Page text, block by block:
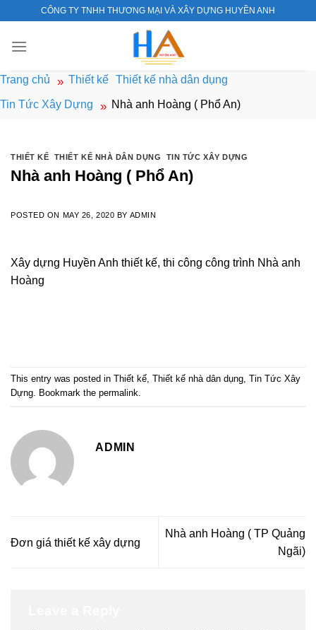
content
CÔNG TY TNHH THƯƠNG MẠI VÀ XÂY DỰNG HUYỀN ANH
Trang chủ » Thiết kế Thiết kế nhà dân dụng
Tin Tức Xây Dựng » Nhà anh Hoàng ( Phổ An)
THIẾT KẾ THIẾT KẾ NHÀ DÂN DỤNG TIN TỨC XÂY DỰNG
Nhà anh Hoàng ( Phổ An)
POSTED ON MAY 26, 2020 BY ADMIN
Xây dựng Huyền Anh thiết kế, thi công công trình Nhà anh
Hoàng
This entry was posted in Thiết kế, Thiết kế nhà dân dụng, Tin Tức Xây
Dựng. Bookmark the permalink.
ADMIN
Đơn giá thiết kế xây dựng
Nhà anh Hoàng ( TP Quảng
Ngãi)